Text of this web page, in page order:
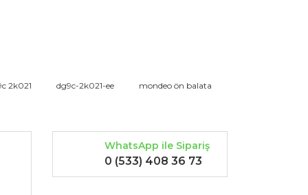
tarafımıza iletebilirsiniz.
2k021 dg9c-2k021-ee mondeo ön balata
WhatsApp ile Sipariş
0 (533) 408 36 73